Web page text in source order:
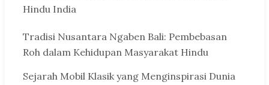
Hindu India
Tradisi Nusantara Ngaben Bali: Pembebasan
Roh dalam Kehidupan Masyarakat Hindu
Sejarah Mobil Klasik yang Menginspirasi Dunia